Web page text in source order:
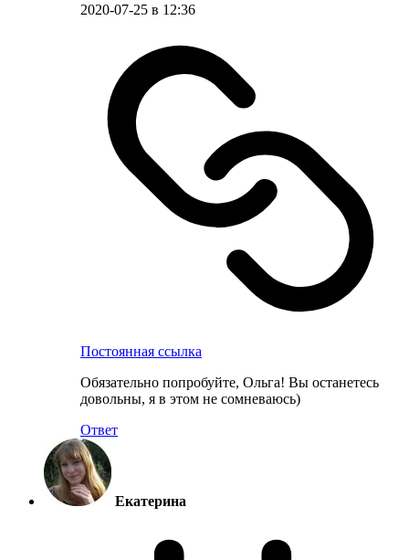
2020-07-25 в 12:36
Постоянная ссылка
Обязательно попробуйте, Ольга! Вы останетесь
довольны, я в этом не сомневаюсь)
Ответ
Екатерина